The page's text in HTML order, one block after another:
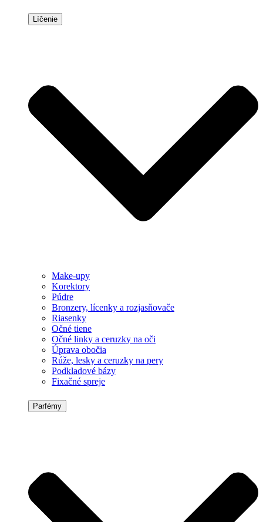
Líčenie
Make-upy
Korektory
Púdre
Bronzery, lícenky a rozjasňovače
Riasenky
Očné tiene
Očné linky a ceruzky na oči
Úprava obočia
Rúže, lesky a ceruzky na pery
Podkladové bázy
Fixačné spreje
Parfémy